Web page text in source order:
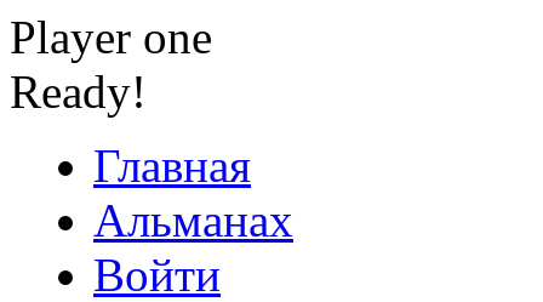
Player one
Ready!
Главная
Альманах
Войти